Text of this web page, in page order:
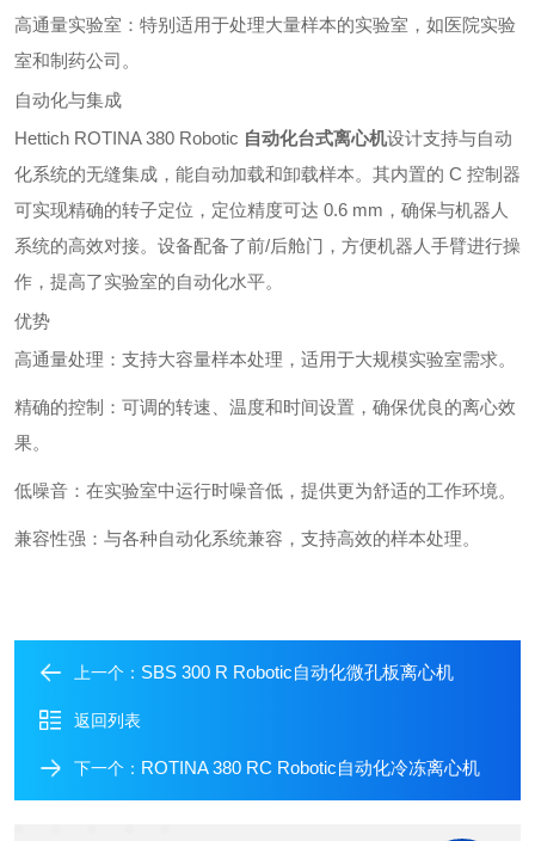
高通量实验室：特别适用于处理大量样本的实验室，如医院实验
室和制药公司。
自动化与集成
Hettich ROTINA 380 Robotic 自动化台式离心机设计支持与自动
化系统的无缝集成，能自动加载和卸载样本。其内置的 C 控制器
可实现精确的转子定位，定位精度可达 0.6 mm，确保与机器人
系统的高效对接。设备配备了前/后舱门，方便机器人手臂进行操
作，提高了实验室的自动化水平。
优势
高通量处理：支持大容量样本处理，适用于大规模实验室需求。
精确的控制：可调的转速、温度和时间设置，确保优良的离心效
果。
低噪音：在实验室中运行时噪音低，提供更为舒适的工作环境。
兼容性强：与各种自动化系统兼容，支持高效的样本处理。
上一个： SBS 300 R Robotic自动化微孔板离心机
返回列表
下一个： ROTINA 380 RC Robotic自动化冷冻离心机